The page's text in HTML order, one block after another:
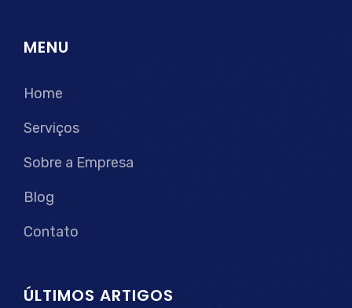
MENU
Home
Serviços
Sobre a Empresa
Blog
Contato
ÚLTIMOS ARTIGOS